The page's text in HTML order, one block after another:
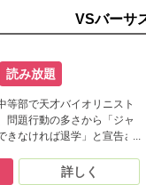
VSバーサ
読み放題
等部で天才バイオリニスト
問題行動の多さから「ジャ
きなければ退学」と宣告さ
とする。そんな時、澪次の
詳しく